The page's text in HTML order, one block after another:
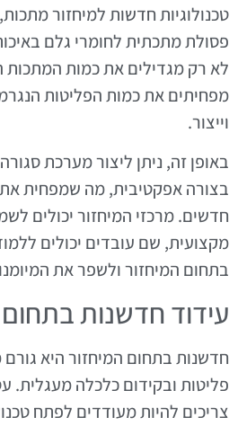
טכנולוגיות חדשות למיחזור
פסולת מתכתית לחומרי גלם
לא רק מגדילים את כמות המתכות
מפחיתים את כמות הפליטות
וייצור.
באופן זה, ניתן ליצור מערכת
בצורה אפקטיבית, מה שמפחית
חדשים. מרכזי המיחזור יכולים
מקצועית, שם עובדים יכולים
בתחום המיחזור ולשפר את
עידוד חדשנות
חדשנות בתחום המיחזור היא
פליטות ובקידום כלכלה מעגלית.
צריכים להיות מעודדים לפתח